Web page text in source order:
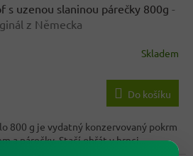
s uzenou slaninou párečky 800g -
z Německa
Skladem
Do košíku
800 g je vydatný konzervovaný pokrm
a párečky. Stačí ohřát v hrnci...